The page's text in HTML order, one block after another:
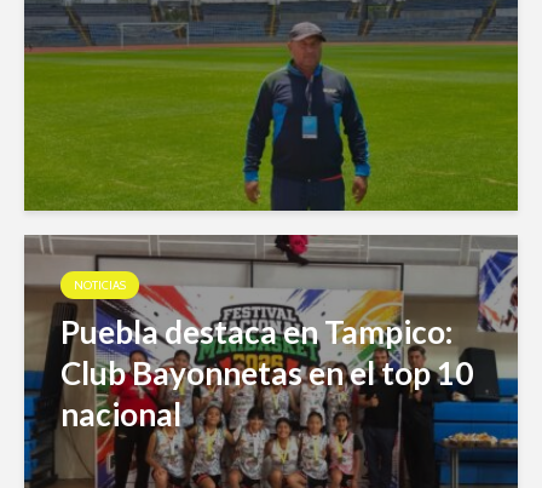
NOTICIAS
Puebla destaca en Tampico:
Club Bayonnetas en el top 10
nacional